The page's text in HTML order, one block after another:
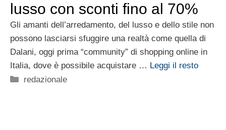
lusso con sconti fino al 70%
Gli amanti dell’arredamento, del lusso e dello stile non
possono lasciarsi sfuggire una realtà come quella di
Dalani, oggi prima “community” di shopping online in
Italia, dove è possibile acquistare … Leggi il resto
Categorie
redazionale